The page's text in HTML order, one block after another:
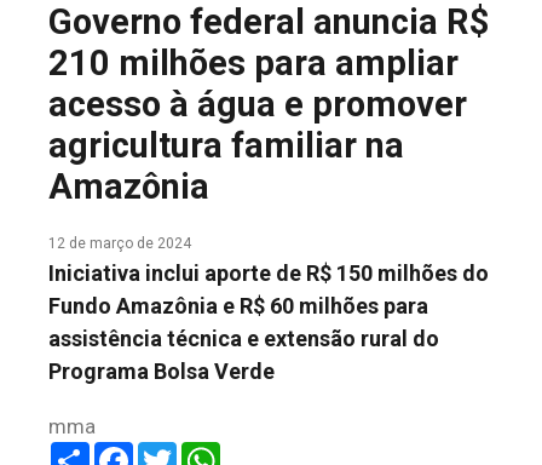
FALE CONOSCO
Governo federal anuncia R$
210 milhões para ampliar
acesso à água e promover
agricultura familiar na
Amazônia
12 de março de 2024
Iniciativa inclui aporte de R$ 150 milhões do
Fundo Amazônia e R$ 60 milhões para
assistência técnica e extensão rural do
Programa Bolsa Verde
mma
ShareFacebook
Twitter